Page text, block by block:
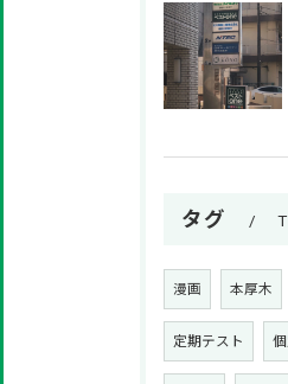
タグ
漫画 本厚木
定期テスト